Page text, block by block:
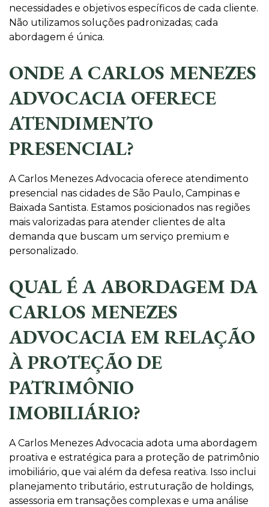
necessidades e objetivos específicos de cada cliente.
Não utilizamos soluções padronizadas; cada
abordagem é única.
ONDE A CARLOS MENEZES
ADVOCACIA OFERECE
ATENDIMENTO
PRESENCIAL?
A Carlos Menezes Advocacia oferece atendimento
presencial nas cidades de São Paulo, Campinas e
Baixada Santista. Estamos posicionados nas regiões
mais valorizadas para atender clientes de alta
demanda que buscam um serviço premium e
personalizado.
QUAL É A ABORDAGEM DA
CARLOS MENEZES
ADVOCACIA EM RELAÇÃO
À PROTEÇÃO DE
PATRIMÔNIO
IMOBILIÁRIO?
A Carlos Menezes Advocacia adota uma abordagem
proativa e estratégica para a proteção de patrimônio
imobiliário, que vai além da defesa reativa. Isso inclui
planejamento tributário, estruturação de holdings,
assessoria em transações complexas e uma análise